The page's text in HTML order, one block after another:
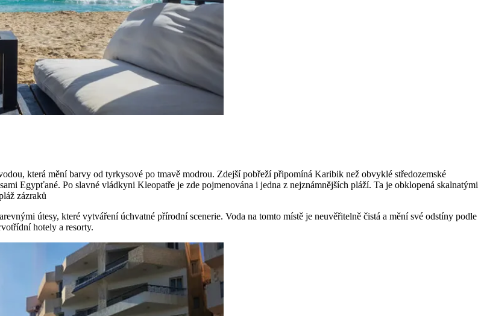
která mění barvy od tyrkysové po tmavě modrou. Zdejší pobřeží připomíná Karibik než obvyklé středozemské
Egypťané. Po slavné vládkyni Kleopatře je zde pojmenována i jedna z nejznámnějších pláží. Ta je obklopená skalnatými
zázraků
útesy, které vytváření úchvatné přírodní scenerie. Voda na tomto místě je neuvěřitelně čistá a mění své odstíny podle
hotely a resorty.